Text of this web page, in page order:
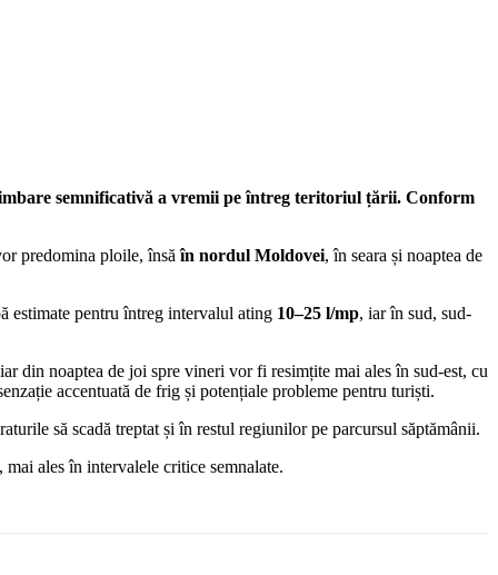
semnificativă a vremii pe întreg teritoriul țării. Conform
predomina ploile, însăîn nordul Moldovei, în seara și noaptea de
estimate pentru întreg intervalul ating 10–25 l/mp, iar în sud, sud-
din noaptea de joi spre vineri vor fi resimțite mai ales în sud-est, cu
accentuată de frig și potențiale probleme pentru turiști.
să scadă treptat și în restul regiunilor pe parcursul săptămânii.
ales în intervalele critice semnalate.